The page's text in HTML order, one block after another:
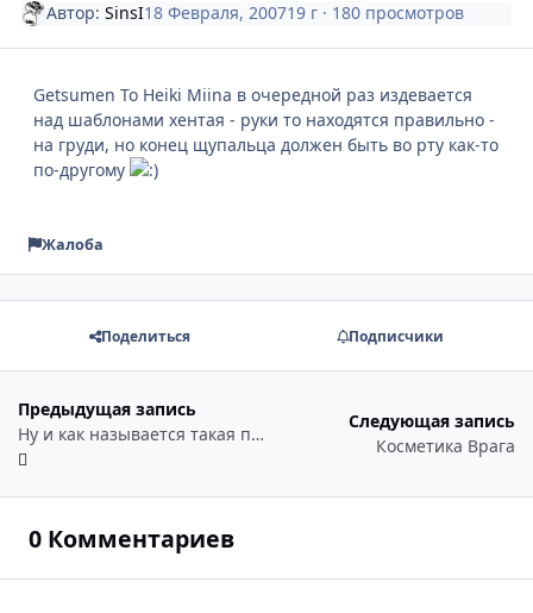
Автор:SinsI18 Февраля, 200719 г · 180 просмотров
Getsumen To Heiki Miina в очередной раз издевается
над шаблонами хентая - руки то находятся правильно -
на груди, но конец щупальца должен быть во рту как-то
по-другому
Жалоба
Поделиться Подписчики
Предыдущая запись
Ну и как называется такая позиция?
Следующая запись
Косметика Врага
0 Комментариев